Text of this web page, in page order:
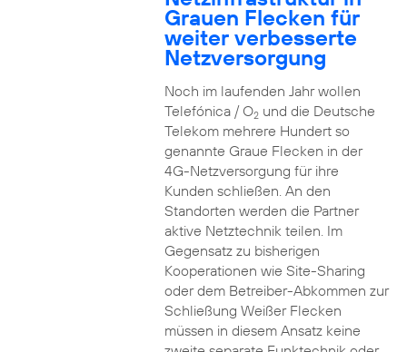
Grauen Flecken für
weiter verbesserte
Netzversorgung
Noch im laufenden Jahr wollen
Telefónica / O2und die Deutsche
Telekom mehrere Hundert so
genannte Graue Flecken in der
4G-Netzversorgung für ihre
Kunden schließen. An den
Standorten werden die Partner
aktive Netztechnik teilen. Im
Gegensatz zu bisherigen
Kooperationen wie Site-Sharing
oder dem Betreiber-Abkommen zur
Schließung Weißer Flecken
müssen in diesem Ansatz keine